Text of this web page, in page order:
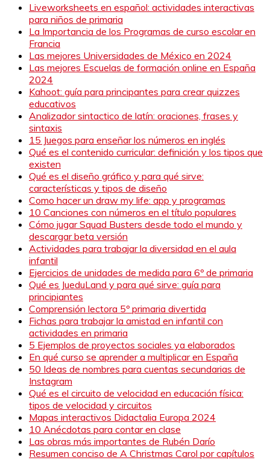
Liveworksheets en español: actividades interactivas
para niños de primaria
La Importancia de los Programas de curso escolar en
Francia
Las mejores Universidades de México en 2024
Las mejores Escuelas de formación online en España
2024
Kahoot: guía para principantes para crear quizzes
educativos
Analizador sintactico de latín: oraciones, frases y
sintaxis
15 Juegos para enseñar los números en inglés
Qué es el contenido curricular: definición y los tipos que
existen
Qué es el diseño gráfico y para qué sirve:
características y tipos de diseño
Como hacer un draw my life: app y programas
10 Canciones con números en el título populares
Cómo jugar Squad Busters desde todo el mundo y
descargar beta versión
Actividades para trabajar la diversidad en el aula
infantil
Ejercicios de unidades de medida para 6º de primaria
Qué es JueduLand y para qué sirve: guía para
principiantes
Comprensión lectora 5º primaria divertida
Fichas para trabajar la amistad en infantil con
actividades en primaria
5 Ejemplos de proyectos sociales ya elaborados
En qué curso se aprender a multiplicar en España
50 Ideas de nombres para cuentas secundarias de
Instagram
Qué es el circuito de velocidad en educación física:
tipos de velocidad y circuitos
Mapas interactivos Didactalia Europa 2024
10 Anécdotas para contar en clase
Las obras más importantes de Rubén Darío
Resumen conciso de A Christmas Carol por capítulos